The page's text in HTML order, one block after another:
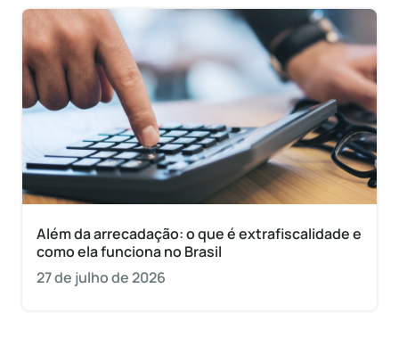
Além da arrecadação: o que é extrafiscalidade e
como ela funciona no Brasil
27 de julho de 2026